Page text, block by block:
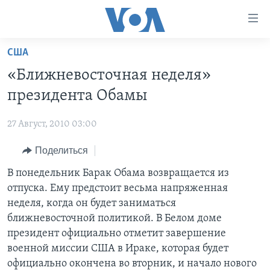
Перейти
основной
контент
Перейти
навигации
Перейти
поиск
НОВОСТИ ЗА МИНУТУ
ИТОГИ
ПОЧЕМУ ЭТО ВАЖНО?
ДИСКУССИЯ VOA
ДЕТАЛИ
НЬЮ-ЙОРК NEW YORK
АМЕРИКА. БОЛЬШОЕ ПУТЕШЕСТВИЕ
ПРОЕКТЫ
УЧИМ АНГЛИЙСКИЙ
НАША АМЕРИКАНСКАЯ ИСТОРИЯ
А КАК В АМЕРИКЕ?
АРТЕФАКТЫ
АМЕРИКАНСКИЕ ГОРОДКИ
ТЕСТЫ
ЭКСПЕРТИЗА
ИНТЕРВЬЮ
ФАКТЫ ПРОТИВ ФЕЙКОВ
ЗА СВОБОДУ ПРЕССЫ
УЧИМ АНГЛИЙСКИЙ
ВИДЕО
ПОДПИСКА НА НОВОСТИ
США
«Ближневосточная неделя»
президента Обамы
27 Август, 2010 03:00
Поделиться
В понедельник Барак Обама возвращается из
отпуска. Ему предстоит весьма напряженная
неделя, когда он будет заниматься
ближневосточной политикой. В Белом доме
президент официально отметит завершение
военной миссии США в Ираке, которая будет
официально окончена во вторник, и начало нового